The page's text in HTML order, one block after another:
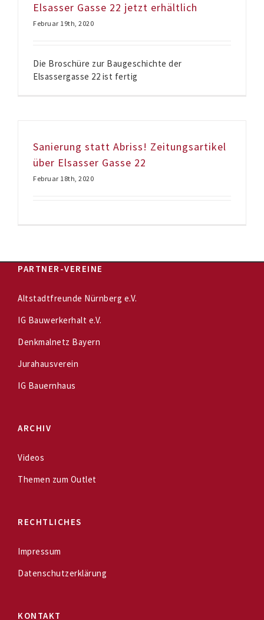
Elsasser Gasse 22 jetzt erhältlich
Februar 19th, 2020
Die Broschüre zur Baugeschichte der
Elsassergasse 22 ist fertig
Sanierung statt Abriss! Zeitungsartikel
über Elsasser Gasse 22
Februar 18th, 2020
PARTNER-VEREINE
Altstadtfreunde Nürnberg e.V.
IG Bauwerkerhalt e.V.
Denkmalnetz Bayern
Jurahausverein
IG Bauernhaus
ARCHIV
Videos
Themen zum Outlet
RECHTLICHES
Impressum
Datenschutzerklärung
KONTAKT